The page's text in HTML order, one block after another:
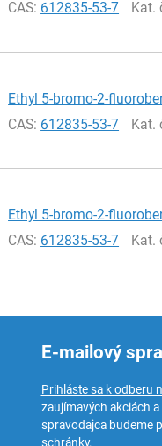
CAS: 612835-53-7 Kat.
Ethyl 5-bromo-2-
CAS: 612835-53-7 Kat.
Ethyl 5-bromo-2-
CAS: 612835-53-7 Kat.
E-mailový
Prihláste sa k odberu
zaujímavých akciách
spravodajca budeme
schránky.